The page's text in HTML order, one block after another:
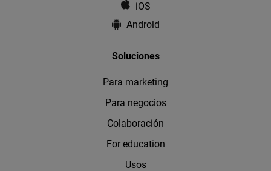
iOS
Android
Soluciones
Para marketing
Para negocios
Colaboración
For education
Usos